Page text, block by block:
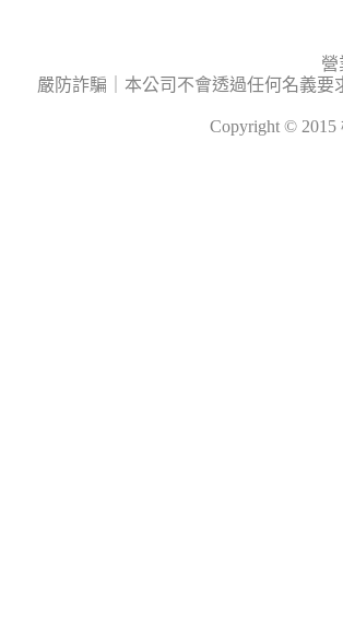
營
嚴防詐騙｜本公司不會透過任何名義
Copyright ©